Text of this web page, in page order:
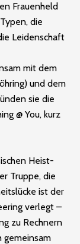
Frauenheld
die
Leidenschaft
mit dem
und dem
sie die
@ You, kurz
Heist-
Truppe, die
ist der
verlegt –
zu Rechnern
gemeinsam